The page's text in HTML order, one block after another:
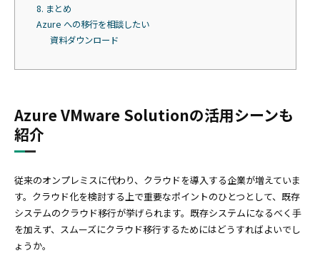
8. まとめ
Azure への移行を相談したい
資料ダウンロード
Azure VMware Solutionの活用シーンも
紹介
従来のオンプレミスに代わり、クラウドを導入する企業が増えていま
す。クラウド化を検討する上で重要なポイントのひとつとして、既存
システムのクラウド移行が挙げられます。既存システムになるべく手
を加えず、スムーズにクラウド移行するためにはどうすればよいでし
ょうか。